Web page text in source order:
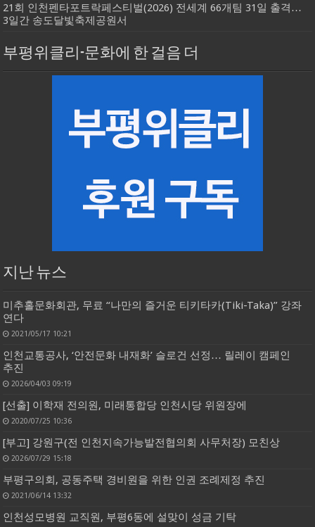
21회 인천펜타포트락페스티벌(2026) 전세계 66개팀 31일 출격…
3일간 송도달빛축제공원서
부평위클리-문화에 한 걸음 더
지난 뉴스
미추홀문화회관, 무료 “나만의 즐거운 티키타카(Tiki-Taka)” 강좌
연다
2021/05/17 10:21
인천교통공사, ‘안전문화 내재화’ 슬로건 선정… 릴레이 캠페인
추진
2026/04/03 09:19
[선출] 이학재 전의원, 미래통합당 인천시당 위원장에
2020/07/25 10:36
[부고] 강원구(전 인천지속가능발전협의회 사무처장) 모친상
2026/07/29 15:18
부평구의회, 공동주택 경비원을 위한 인권 조례제정 추진
2021/06/14 13:32
인천성모병원 교직원, 부평6동에 설맞이 성금 기탁